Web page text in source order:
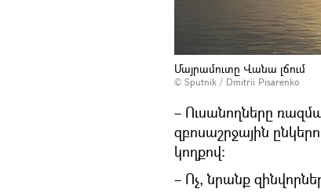
Մայրամուտը Վանա լճում
© Sputnik / Dmitrii Pisarenko
– Ուսանողները
զբոսաշրջային
կողքով։
– Ոչ, նրանք